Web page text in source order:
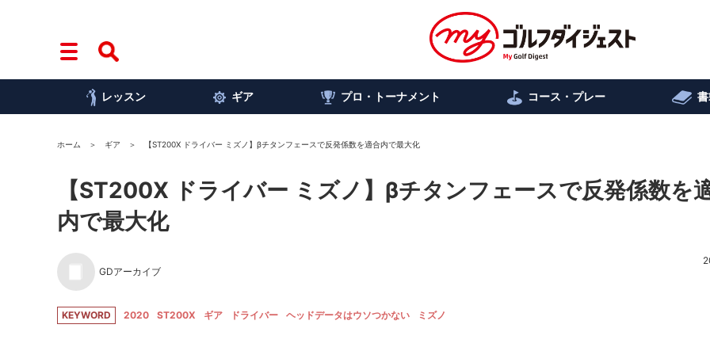
レッスン ギア プロ・トーナメント コース・プレー
ホーム ギア 【ST200X ドライバー ミズノ】βチタンフェースで反発係数を適合内で最大化
【ST200X ドライバー ミズノ】βチタンフェースで反発係数を
内で最大化
GDアーカイブ
KEYWORD 2020 ST200X ギア ドライバー ヘッドデータはウソつかない ミズノ